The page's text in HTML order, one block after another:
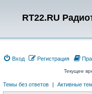
RT22.RU
Вход Регистрация
Текущее
Темы без ответов | Активные